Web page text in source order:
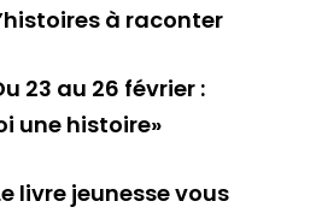
à raconter
23 au 26 février :
une histoire»
livre jeunesse vous